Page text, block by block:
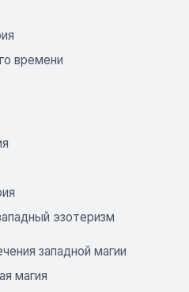
времени
эзотеризм
западной магии
магия